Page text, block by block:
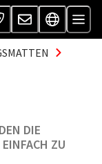
DIE
ZU